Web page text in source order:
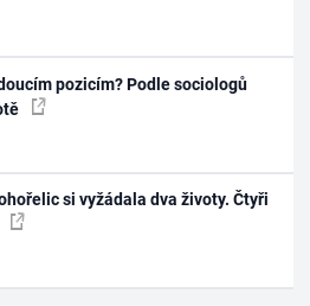
pozicím? Podle sociologů
si vyžádala dva životy. Čtyři